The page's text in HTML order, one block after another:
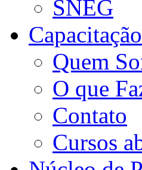
SNEG
Capacitação
Quem
O que
Contato
Cursos